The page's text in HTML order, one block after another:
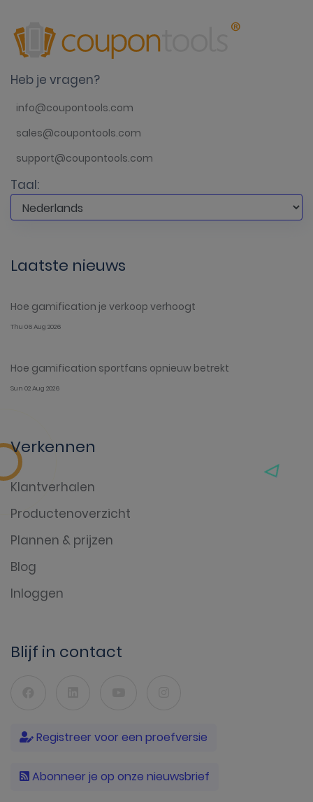
Heb je vragen?
info@coupontools.com
sales@coupontools.com
support@coupontools.com
Taal:
Laatste nieuws
Hoe gamification je verkoop verhoogt
Thu 06 Aug 2026
Hoe gamification sportfans opnieuw betrekt
Sun 02 Aug 2026
Verkennen
Klantverhalen
Productenoverzicht
Plannen & prijzen
Blog
Inloggen
Blijf in contact
Registreer voor een proefversie
Abonneer je op onze nieuwsbrief